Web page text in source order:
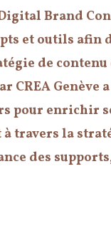
Brand
et outils afin
de
CREA Genève
pour enrichir
travers la
des